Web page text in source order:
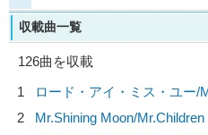
収載曲一覧
126曲を収載
1
ロード・アイ・ミス・ユー/
2
Mr.Shining Moon/Mr.Children